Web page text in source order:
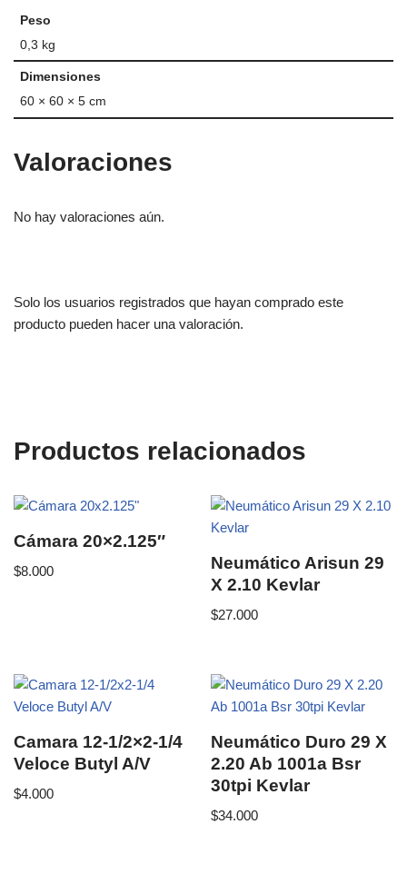
Peso
0,3 kg
Dimensiones
60 × 60 × 5 cm
Valoraciones
No hay valoraciones aún.
Solo los usuarios registrados que hayan comprado este
producto pueden hacer una valoración.
Productos relacionados
Cámara 20×2.125″
$8.000
Neumático Arisun 29
X 2.10 Kevlar
$27.000
Camara 12-1/2×2-1/4
Veloce Butyl A/V
$4.000
Neumático Duro 29 X
2.20 Ab 1001a Bsr
30tpi Kevlar
$34.000